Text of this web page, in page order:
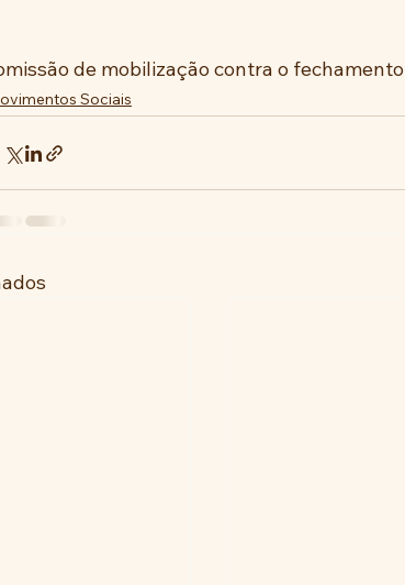
de mobilização contra o
Sociais